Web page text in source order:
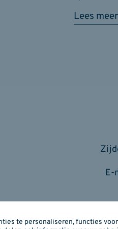
Lees meer
E-
te personaliseren, functies